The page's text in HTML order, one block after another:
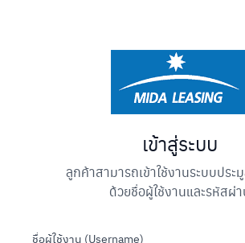
เข้าสู่ระบบ
ลูกค้าสามารถเข้าใช้งานระบบประ
ด้วยชื่อผู้ใช้งานและรหัสผ่
ชื่อผู้ใช้งาน (Username)